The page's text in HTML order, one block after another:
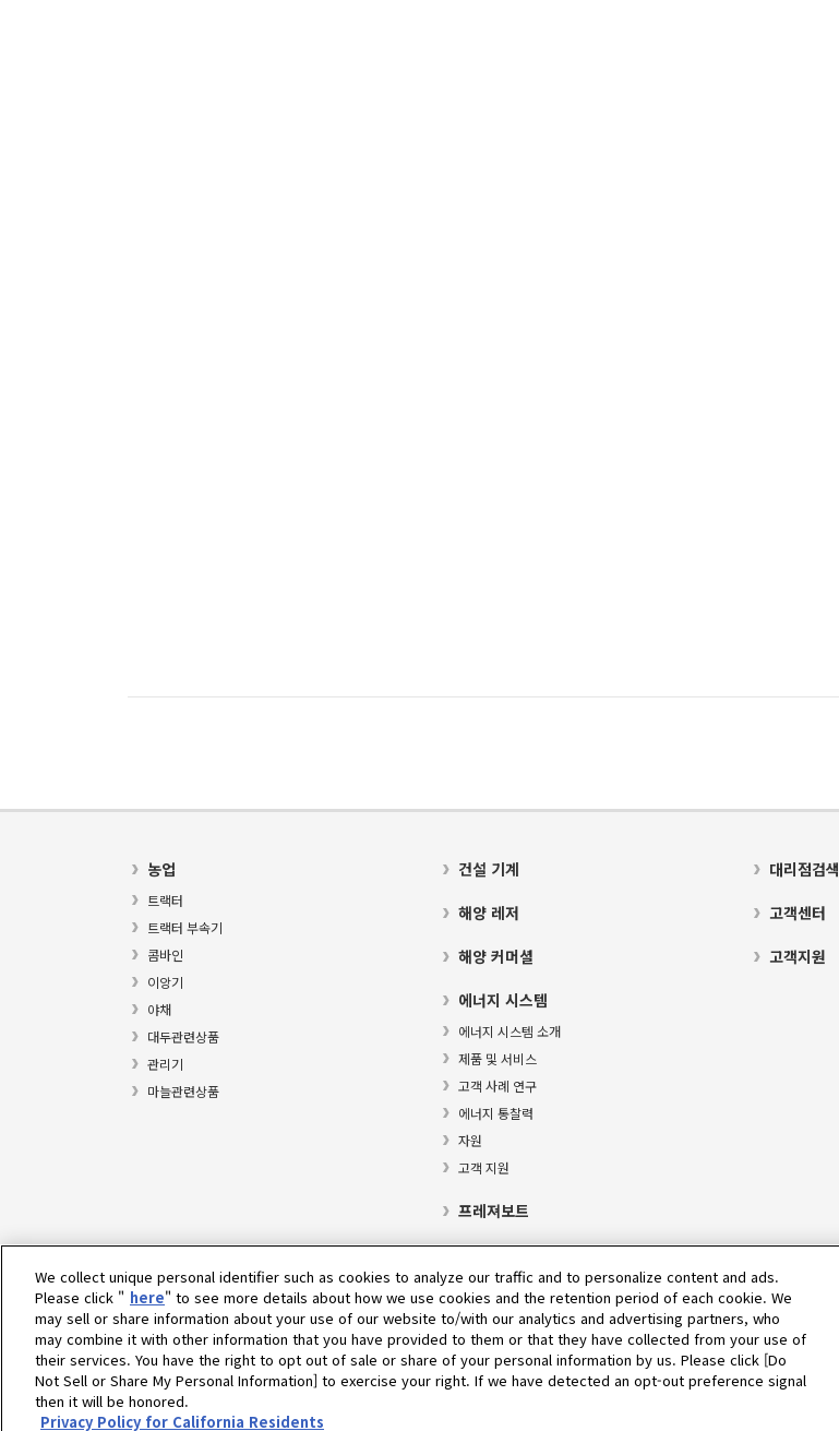
농업
트랙터
트랙터 부속기
콤바인
이앙기
야채
대두관련상품
관리기
마늘관련상품
건설 기계
해양 레저
해양 커머셜
에너지 시스템
에너지 시스템 소개
제품 및 서비스
고객 사례 연구
에너지 통찰력
자원
고객 지원
프레져보트
대리점검색
고객센터
고객지원
Select Region
개인정보 처리방침 쿠키 정책 이용약관
그레이 마켓 고지
개인위치정보 이용약관
We collect unique personal identifier such as cookies to analyze our traffic and to personalize content and ads.
Please click " here" to see more details about how we use cookies and the retention period of each cookie. We
may sell or share information about your use of our website to/with our analytics and advertising partners, who
may combine it with other information that you have provided to them or that they have collected from your use of
their services. You have the right to opt out of sale or share of your personal information by us. Please click [Do
Not Sell or Share My Personal Information] to exercise your right. If we have detected an opt-out preference signal
then it will be honored.
Privacy Policy for California Residents